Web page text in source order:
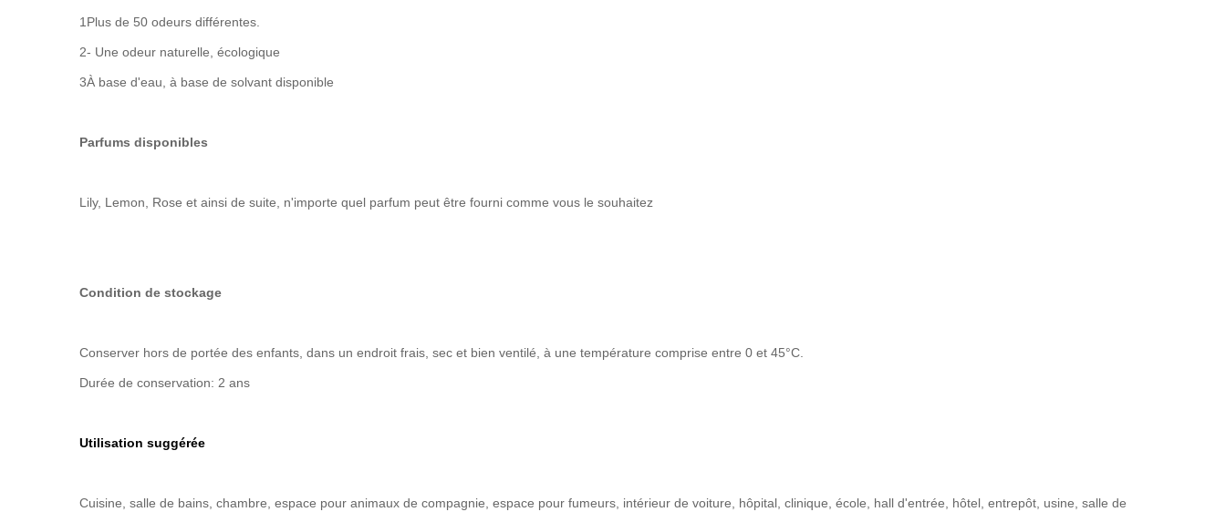
1Plus de 50 odeurs différentes.
2- Une odeur naturelle, écologique
3À base d'eau, à base de solvant disponible
Parfums disponibles
Lily, Lemon, Rose et ainsi de suite, n'importe quel parfum peut être fourni comme vous le souhaitez
Condition de stockage
Conserver hors de portée des enfants, dans un endroit frais, sec et bien ventilé, à une température comprise entre 0 et 45°C.
Durée de conservation: 2 ans
Utilisation suggérée
Cuisine, salle de bains, chambre, espace pour animaux de compagnie, espace pour fumeurs, intérieur de voiture, hôpital, clinique, école, hall d'entrée, hôtel, entrepôt, usine, salle de